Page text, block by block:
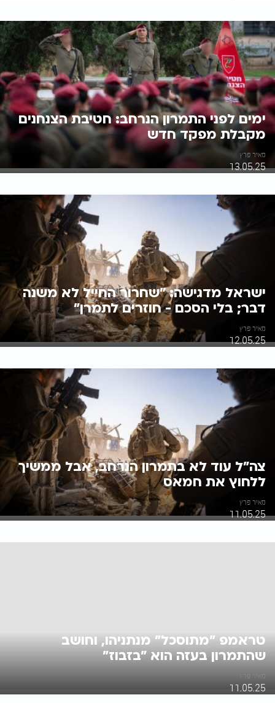
ימים לפני התמרון הנרחב: חטיבת הצנחנים
מקבלת מפקד חדש
מאיר פרץ
13.05.25
ישראל מדגישה: "שחרור החייל לא משנה
דבר; בלי הסכם - חוזרים לתמרן"
מאיר פרץ
12.05.25
צה"ל עוד לא בתמרון הנרחב, אבל ממשיך
ללחוץ את חמאס
מאיר פרץ
11.05.25
טראמפ "מתוסכל" מנתניהו, וחושב
שהתמרון בעזה הוא "בזבוז"
מאיר פרץ
11.05.25